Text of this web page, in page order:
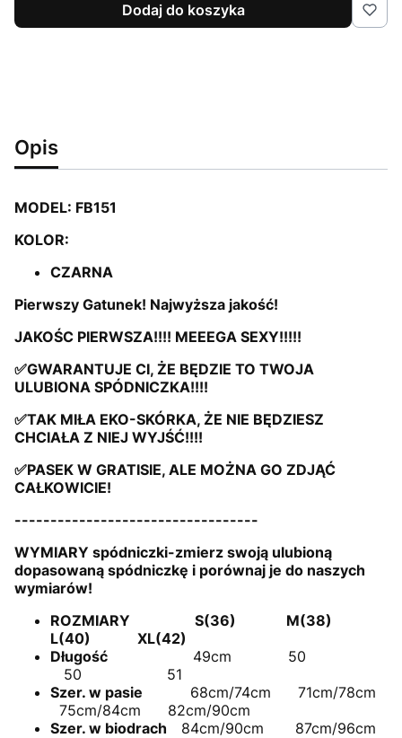
Dodaj do koszyka
Opis
MODEL: FB151
KOLOR:
CZARNA
Pierwszy Gatunek! Najwyższa jakość!
JAKOŚC PIERWSZA!!!! MEEEGA SEXY!!!!!
✅GWARANTUJE CI, ŻE BĘDZIE TO TWOJA
ULUBIONA SPÓDNICZKA!!!!
✅TAK MIŁA EKO-SKÓRKA, ŻE NIE BĘDZIESZ
CHCIAŁA Z NIEJ WYJŚĆ!!!!
✅PASEK W GRATISIE, ALE MOŻNA GO ZDJĄĆ
CAŁKOWICIE!
----------------------------------
WYMIARY spódniczki-zmierz swoją ulubioną
dopasowaną spódniczkę i porównaj je do naszych
wymiarów!
ROZMIARY S(36) M(38)
L(40) XL(42)
Długość
49cm
50
50 51
Szer. w pasie
68cm/74cm 71cm/78cm
75cm/84cm 82cm/90cm
Szer. w biodrach 84cm/90cm 87cm/96cm